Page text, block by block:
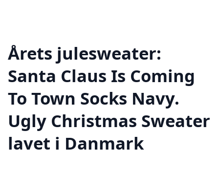
Årets julesweater:
Santa Claus Is Coming
To Town Socks Navy.
Ugly Christmas Sweater
lavet i Danmark